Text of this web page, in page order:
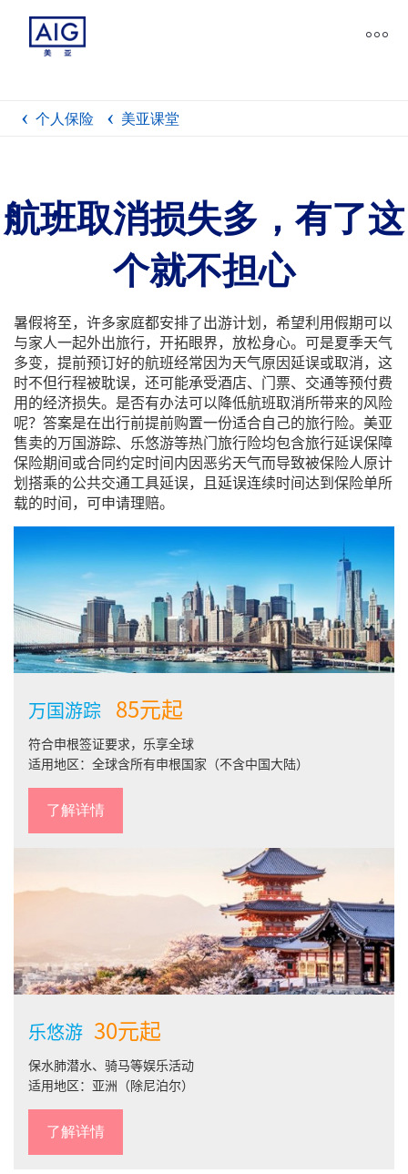
个人保险 美亚课堂
航班取消损失多，有了这
个就不担心
暑假将至，许多家庭都安排了出游计划，希望利用假期可以
与家人一起外出旅行，开拓眼界，放松身心。可是夏季天气
多变，提前预订好的航班经常因为天气原因延误或取消，这
时不但行程被耽误，还可能承受酒店、门票、交通等预付费
用的经济损失。是否有办法可以降低航班取消所带来的风险
呢？答案是在出行前提前购置一份适合自己的旅行险。美亚
售卖的万国游踪、乐悠游等热门旅行险均包含旅行延误保障
保险期间或合同约定时间内因恶劣天气而导致被保险人原计
划搭乘的公共交通工具延误，且延误连续时间达到保险单所
载的时间，可申请理赔。
万国游踪 85元起
符合申根签证要求，乐享全球
适用地区：全球含所有申根国家（不含中国大陆）
了解详情
乐悠游 30元起
保水肺潜水、骑马等娱乐活动
适用地区：亚洲（除尼泊尔）
了解详情